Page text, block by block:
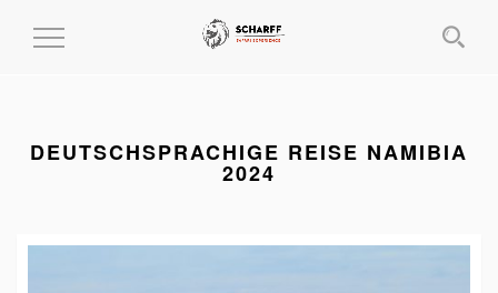
MENÜ
DEUTSCHSPRACHIGE REISE NAMIBIA
2024